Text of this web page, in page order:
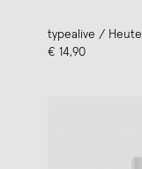
typealive / Heute
€ 14,90